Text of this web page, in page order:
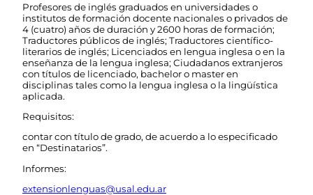
Profesores de inglés graduados en universidades o
institutos de formación docente nacionales o privados de
4 (cuatro) años de duración y 2600 horas de formación;
Traductores públicos de inglés; Traductores científico-
literarios de inglés; Licenciados en lengua inglesa o en la
enseñanza de la lengua inglesa; Ciudadanos extranjeros
con títulos de licenciado, bachelor o master en
disciplinas tales como la lengua inglesa o la lingüística
aplicada.
Requisitos:
contar con título de grado, de acuerdo a lo especificado
en “Destinatarios”.
Informes:
extensionlenguas@usal.edu.ar